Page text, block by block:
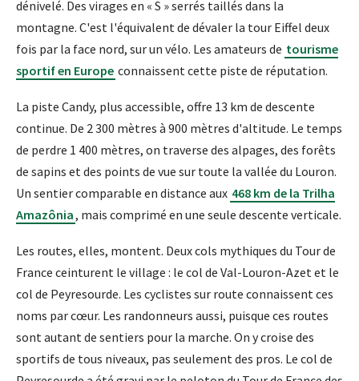
dénivelé. Des virages en « S » serrés taillés dans la
montagne. C'est l'équivalent de dévaler la tour Eiffel deux
fois par la face nord, sur un vélo. Les amateurs de tourisme
sportif en Europe connaissent cette piste de réputation.
La piste Candy, plus accessible, offre 13 km de descente
continue. De 2 300 mètres à 900 mètres d'altitude. Le temps
de perdre 1 400 mètres, on traverse des alpages, des forêts
de sapins et des points de vue sur toute la vallée du Louron.
Un sentier comparable en distance aux 468 km de la Trilha
Amazônia, mais comprimé en une seule descente verticale.
Les routes, elles, montent. Deux cols mythiques du Tour de
France ceinturent le village : le col de Val-Louron-Azet et le
col de Peyresourde. Les cyclistes sur route connaissent ces
noms par cœur. Les randonneurs aussi, puisque ces routes
sont autant de sentiers pour la marche. On y croise des
sportifs de tous niveaux, pas seulement des pros. Le col de